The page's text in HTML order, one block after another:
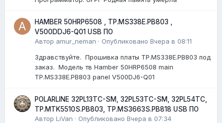
HAMBER 50HRP6508 , TP.MS338E.PB803 ,
V500DDJ6-Q01 USB ПО
Автор amur_neman · Опубликовано Вчера в 08:11
Здравствуйте. Прошивка платы TP.MS338E.PB803 под
заказ. Модель тв Hamber 50HRP6508 main
TP.MS338E.PB803 panel V500DJ6-Q01
POLARLINE 32PL13TC-SM, 32PL53TC-SM, 32PL54TC,
TP.MTK5510S.PB803, TP.MS3663S.PB818 USB ПО
Автор LiVan · Опубликовано Вчера в 07:34